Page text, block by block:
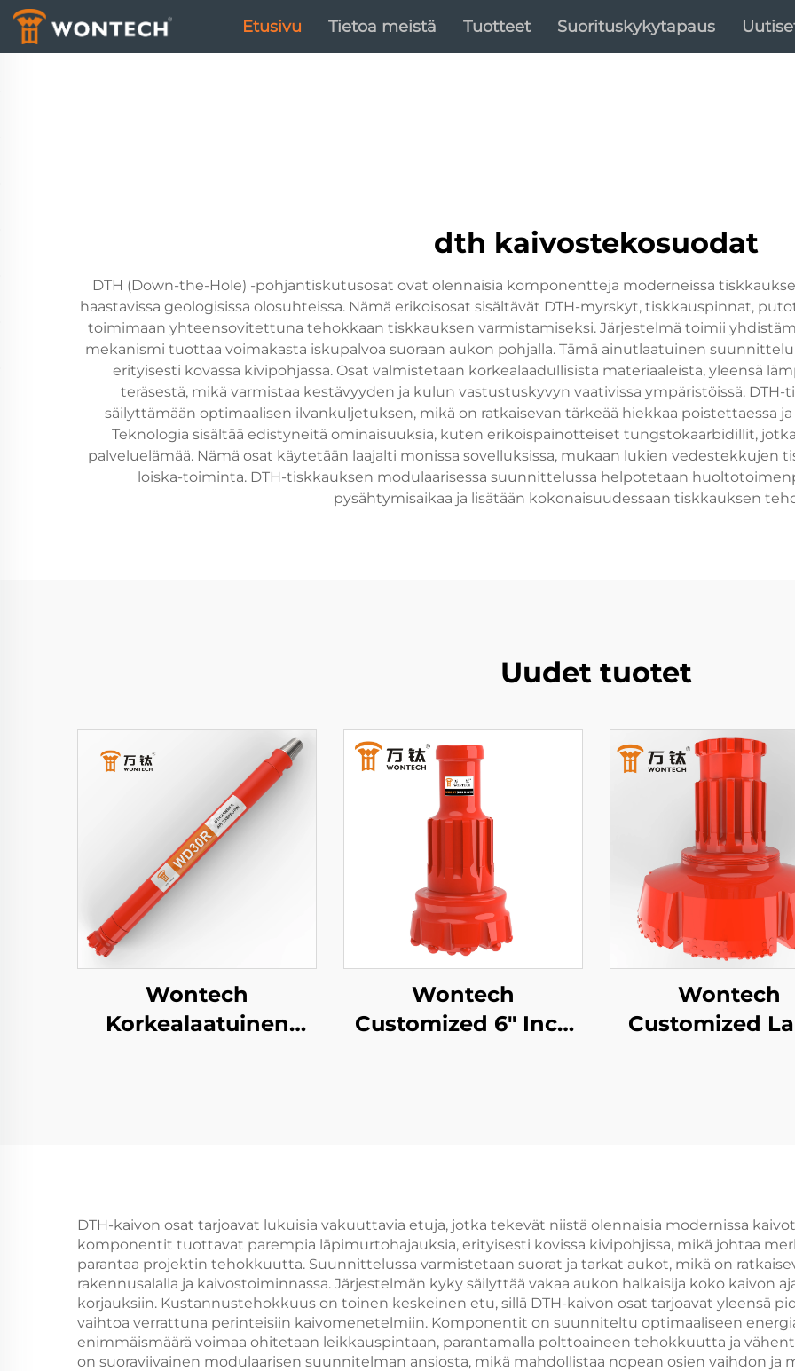
Etusivu Tietoa meistä Tuotteet Suorituskykytapaus
dth kaivostekosuodat
DTH (Down-the-Hole) -pohjantiskutusosat ovat olennaisia komponentteja moderneissa
haastavissa geologisissa olosuhteissa. Nämä erikoisosat sisältävät DTH-myrskyt, tiskkauspinnat,
toimimaan yhteensovitettuna tehokkaan tiskkauksen varmistamiseksi. Järjestelmä toimii
mekanismi tuottaa voimakasta iskupalvoa suoraan aukon pohjalla. Tämä ainutlaatuinen
erityisesti kovassa kivipohjassa. Osat valmistetaan korkealaadullisista materiaaleista, yleensä
teräsestä, mikä varmistaa kestävyyden ja kulun vastustuskyvyn vaativissa ympäristöissä.
säilyttämään optimaalisen ilvankuljetuksen, mikä on ratkaisevan tärkeää hiekkaa poistettaessa
Teknologia sisältää edistyneitä ominaisuuksia, kuten erikoispainotteiset tungstokaarbidillit,
palveluelämää. Nämä osat käytetään laajalti monissa sovelluksissa, mukaan lukien vedestekkujen
loiska-toiminta. DTH-tiskkauksen modulaarisessa suunnittelussa helpotetaan
pysähtymisaikaa ja lisätään kokonaisuudessaan tiskkauksen
Uudet tuotet
Wontech
Korkealaatuinen
Wontech
Customized 6" Inch
Wontech
Customized
DTH-kaivon osat tarjoavat lukuisia vakuuttavia etuja, jotka tekevät niistä olennaisia modernissa
komponentit tuottavat parempia läpimurtohajauksia, erityisesti kovissa kivipohjissa, mikä johtaa
parantaa projektin tehokkuutta. Suunnittelussa varmistetaan suorat ja tarkat aukot, mikä on
rakennusalalla ja kaivostoiminnassa. Järjestelmän kyky säilyttää vakaa aukon halkaisija koko kaivon
korjauksiin. Kustannustehokkuus on toinen keskeinen etu, sillä DTH-kaivon osat tarjoavat yleensä
vaihtoa verrattuna perinteisiin kaivomenetelmiin. Komponentit on suunniteltu optimaaliseen
enimmäismäärä voimaa ohitetaan leikkauspintaan, parantamalla polttoaineen tehokkuutta ja
on suoraviivainen modulaarisen suunnitelman ansiosta, mikä mahdollistaa nopean osien vaihdon ja